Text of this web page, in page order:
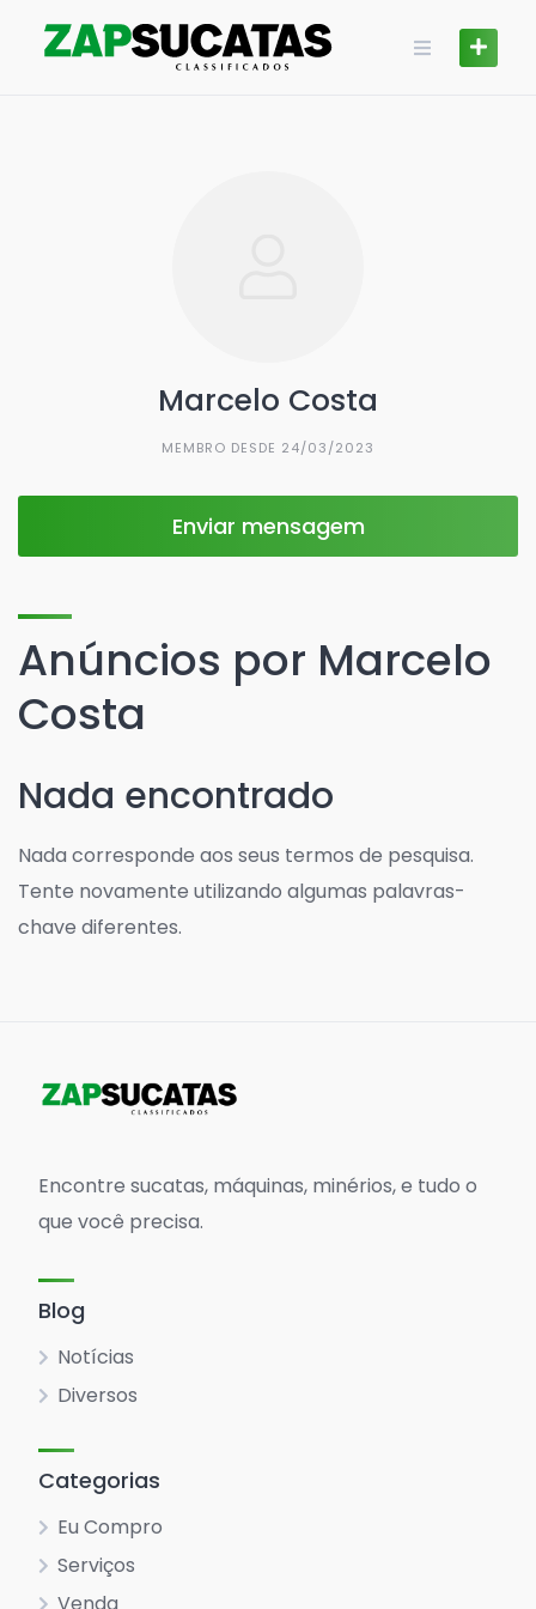
Marcelo Costa
MEMBRO DESDE 24/03/2023
Enviar mensagem
Anúncios por Marcelo
Costa
Nada encontrado
Nada corresponde aos seus termos de pesquisa.
Tente novamente utilizando algumas palavras-
chave diferentes.
Encontre sucatas, máquinas, minérios, e tudo o
que você precisa.
Blog
Notícias
Diversos
Categorias
Eu Compro
Serviços